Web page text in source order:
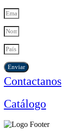
Enviar
Contactanos
Catálogo